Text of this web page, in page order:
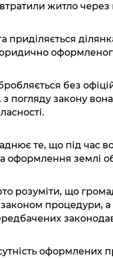
житло через
приділяється
без
з погляду закону
те, що під час
оформлення землі
розуміти, що
процедури,
оформлених